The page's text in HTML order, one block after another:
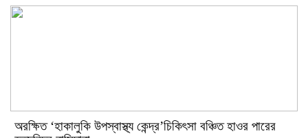
অরক্ষিত ‘হাকালুকি উপস্বাস্থ্য কেন্দ্র’চিকিৎসা বঞ্চিত হাওর পারের